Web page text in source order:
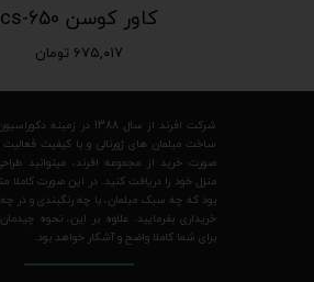
کاور کوسن cs-650
۶۷۵,۰۱۷ تومان
شرکت افرند از سال 1388 در
ساخت مبلمان های ژورنالی و با کیفیت فعالیت
صورت خرید از مجموعه افرند، میتوانید
منزل خود را دریافت کنید. در این صورت کاملا
بود که چه سبک مبلمان، با چه رنگبندی و در چه
خریداری بفرمایید. علاوه بر این، نحوه
برای شما کاملا واضح و آشکار خواهد بود.